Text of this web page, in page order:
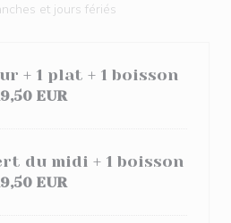
et jours fériés
+ 1 plat + 1 boisson
EUR
du midi + 1 boisson
EUR